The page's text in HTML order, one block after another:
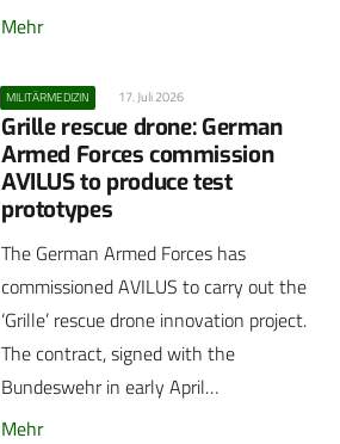
Mehr
MILITÄRMEDIZIN 17. Juli 2026
Grille rescue drone: German
Armed Forces commission
AVILUS to produce test
prototypes
The German Armed Forces has
commissioned AVILUS to carry out the
‘Grille’ rescue drone innovation project.
The contract, signed with the
Bundeswehr in early April…
Mehr